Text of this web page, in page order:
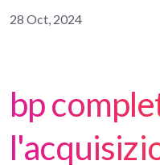
28 Oct, 2024
bp